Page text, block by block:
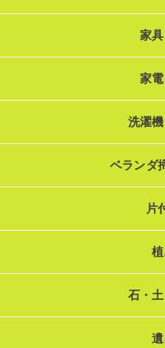
家
家
洗濯
ベランダ
片
石・